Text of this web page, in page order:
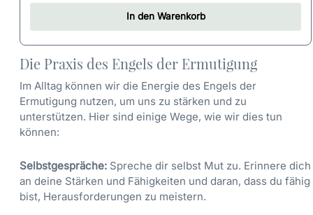
In den Warenkorb
Die Praxis des Engels der Ermutigung
Im Alltag können wir die Energie des Engels der
Ermutigung nutzen, um uns zu stärken und zu
unterstützen. Hier sind einige Wege, wie wir dies tun
können:
Selbstgespräche: Spreche dir selbst Mut zu. Erinnere dich
an deine Stärken und Fähigkeiten und daran, dass du fähig
bist, Herausforderungen zu meistern.